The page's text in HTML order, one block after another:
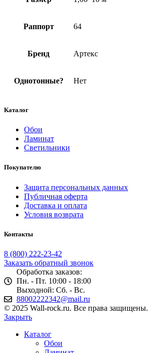
Раппорт 64
Бренд Артекс
Однотонные? Нет
Каталог
Обои
Ламинат
Светильники
Покупателю
Защита персональных данных
Публичная оферта
Доставка и оплата
Условия возврата
Контакты
8 (800) 222-23-42
Заказать обратный звонок
Обработка заказов:
Пн. - Пт. 10:00 - 18:00
Выходной: Сб. - Вс.
88002222342@mail.ru
© 2025 Wall-rock.ru. Все права защищены.
Закрыть
Каталог
Обои